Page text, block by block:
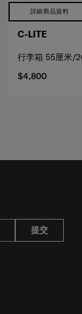
詳細商品資料
C-LITE
行李箱 55厘米/
$4,800
提交